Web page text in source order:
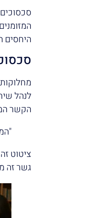
היחסים
לנהל
הקשר
ציטוט
גשר זה